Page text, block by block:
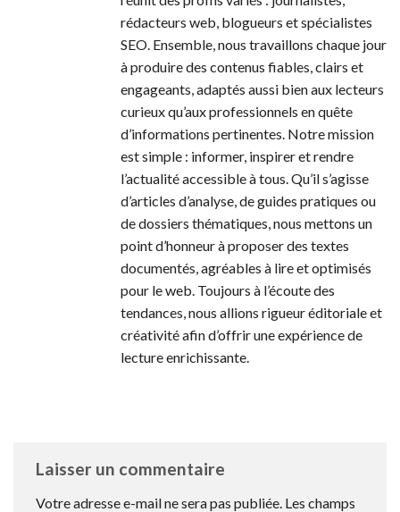
rédacteurs web, blogueurs et spécialistes
SEO. Ensemble, nous travaillons chaque jour
à produire des contenus fiables, clairs et
engageants, adaptés aussi bien aux lecteurs
curieux qu’aux professionnels en quête
d’informations pertinentes. Notre mission
est simple : informer, inspirer et rendre
l’actualité accessible à tous. Qu’il s’agisse
d’articles d’analyse, de guides pratiques ou
de dossiers thématiques, nous mettons un
point d’honneur à proposer des textes
documentés, agréables à lire et optimisés
pour le web. Toujours à l’écoute des
tendances, nous allions rigueur éditoriale et
créativité afin d’offrir une expérience de
lecture enrichissante.
Laisser un commentaire
Votre adresse e-mail ne sera pas publiée. Les champs